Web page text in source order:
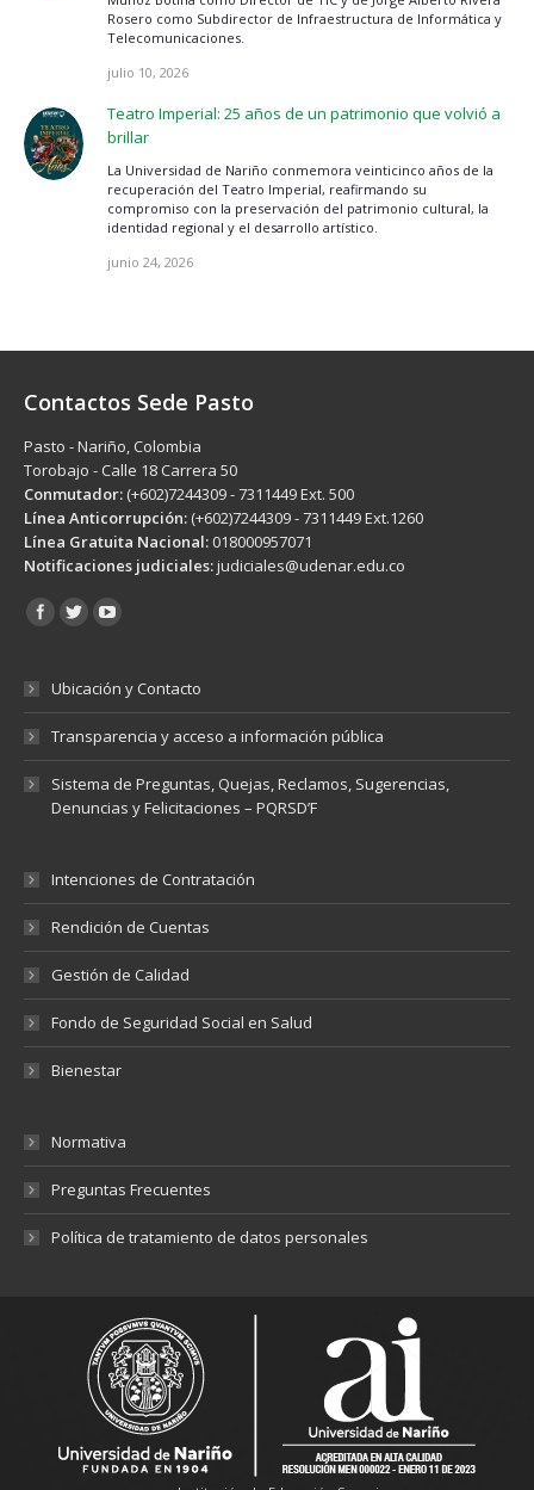
Rosero como Subdirector de Infraestructura de Informática y
Telecomunicaciones.
julio 10, 2026
Teatro Imperial: 25 años de un patrimonio que volvió a
brillar
La Universidad de Nariño conmemora veinticinco años de la
recuperación del Teatro Imperial, reafirmando su
compromiso con la preservación del patrimonio cultural, la
identidad regional y el desarrollo artístico.
junio 24, 2026
Contactos Sede Pasto
Pasto - Nariño, Colombia
Torobajo - Calle 18 Carrera 50
Conmutador: (+602)7244309 - 7311449 Ext. 500
Línea Anticorrupción: (+602)7244309 - 7311449 Ext.1260
Línea Gratuita Nacional: 018000957071
Notificaciones judiciales:judiciales@udenar.edu.co
Encuéntranos en:
Ubicación y Contacto
Transparencia y acceso a información pública
Sistema de Preguntas, Quejas, Reclamos, Sugerencias,
Denuncias y Felicitaciones – PQRSD’F
Intenciones de Contratación
Rendición de Cuentas
Gestión de Calidad
Fondo de Seguridad Social en Salud
Bienestar
Normativa
Preguntas Frecuentes
Política de tratamiento de datos personales